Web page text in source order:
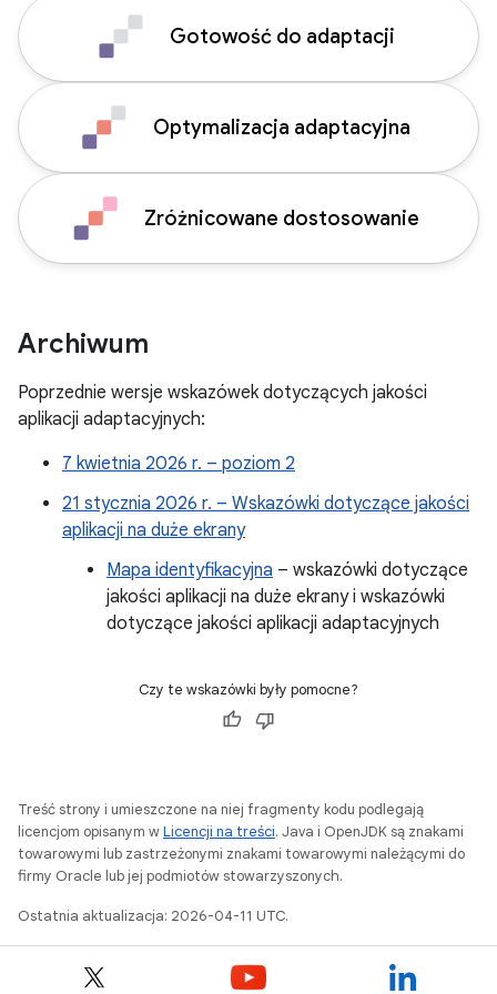
Gotowość do adaptacji
Optymalizacja adaptacyjna
Zróżnicowane dostosowanie
Archiwum
Poprzednie wersje wskazówek dotyczących jakości
aplikacji adaptacyjnych:
7 kwietnia 2026 r. – poziom 2
21 stycznia 2026 r. – Wskazówki dotyczące jakości
aplikacji na duże ekrany
Mapa identyfikacyjna – wskazówki dotyczące
jakości aplikacji na duże ekrany i wskazówki
dotyczące jakości aplikacji adaptacyjnych
Czy te wskazówki były pomocne?
Treść strony i umieszczone na niej fragmenty kodu podlegają
licencjom opisanym wLicencji na treści. Java i OpenJDK są znakami
towarowymi lub zastrzeżonymi znakami towarowymi należącymi do
firmy Oracle lub jej podmiotów stowarzyszonych.
Ostatnia aktualizacja: 2026-04-11 UTC.